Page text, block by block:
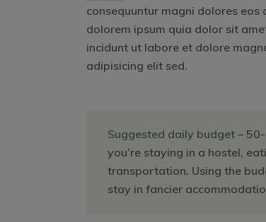
consequuntur magni dolores
dolorem ipsum quia dolor sit
incidunt ut labore et dolore
adipisicing elit sed.
Suggested daily budget –
you’re staying in a hostel,
transportation. Using the
stay in fancier